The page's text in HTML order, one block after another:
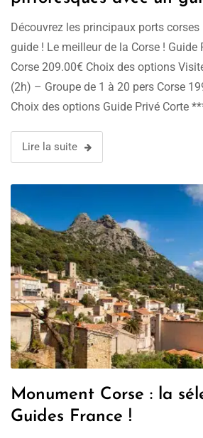
conférencier !
Découvrez les principaux ports corses
guide ! Le meilleur de la Corse !
Corse 209.00€ Choix des options
(2h) – Groupe de 1 à 20 pers Corse
Choix des options Guide Privé Corte
Lire la suite
Monument Corse : la
Guides France !